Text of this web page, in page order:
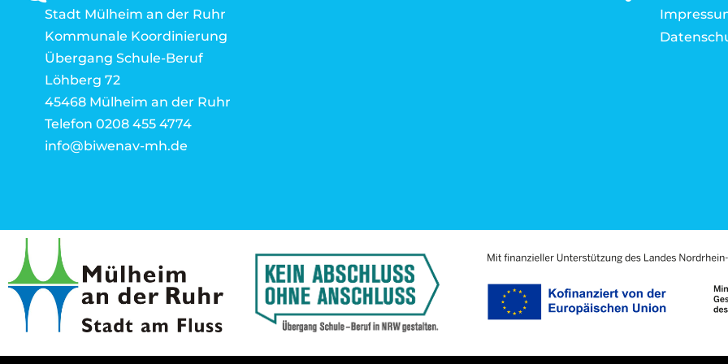
Stadt Mülheim an der Ruhr
Kommunale Koordinierung
Übergang Schule-Beruf
Löhberg 72
45468 Mülheim an der Ruhr
Telefon 0208 455 4774
info@biwenav-mh.de